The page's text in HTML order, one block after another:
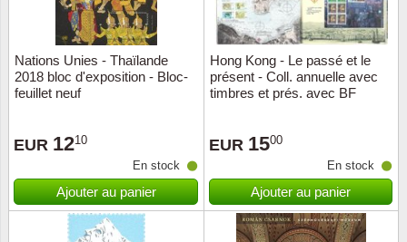
Nations Unies - Thaïlande
2018 bloc d'exposition - Bloc-
feuillet neuf
EUR 1210
En stock
Ajouter au panier
Hong Kong - Le passé et le
présent - Coll. annuelle avec
timbres et prés. avec BF
EUR 1500
En stock
Ajouter au panier
Vatican